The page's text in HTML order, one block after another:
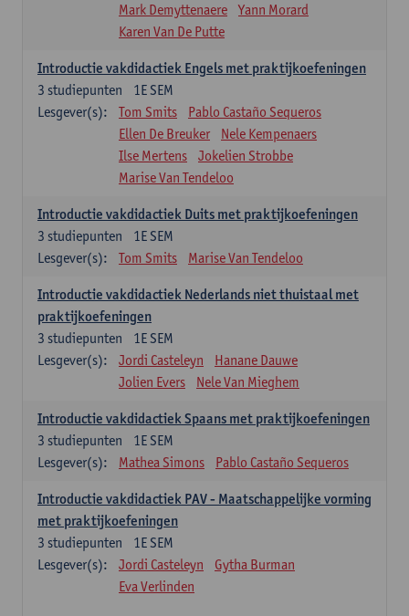
Mark Demyttenaere
Yann Morard
Karen Van De Putte
Introductie vakdidactiek Engels met praktijkoefeningen
1E SEM
3 studiepunten
Lesgever(s):
Tom Smits
Pablo Castaño Sequeros
Ellen De Breuker
Nele Kempenaers
Ilse Mertens
Jokelien Strobbe
Marise Van Tendeloo
Introductie vakdidactiek Duits met praktijkoefeningen
1E SEM
3 studiepunten
Lesgever(s):
Tom Smits Marise Van Tendeloo
Introductie vakdidactiek Nederlands niet thuistaal met
praktijkoefeningen
1E SEM
3 studiepunten
Lesgever(s):
Jordi Casteleyn
Hanane Dauwe
Jolien Evers
Nele Van Mieghem
Introductie vakdidactiek Spaans met praktijkoefeningen
1E SEM
3 studiepunten
Lesgever(s):
Mathea Simons Pablo Castaño Sequeros
Introductie vakdidactiek PAV - Maatschappelijke vorming
met praktijkoefeningen
1E SEM
3 studiepunten
Lesgever(s):
Jordi Casteleyn
Gytha Burman
Eva Verlinden